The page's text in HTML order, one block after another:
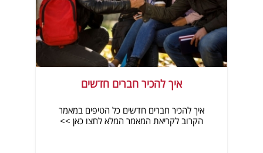
איך להכיר חברים חדשים
איך להכיר חברים חדשים כל הטיפים במאמר
הקרוב לקריאת המאמר המלא לחצו כאן >>